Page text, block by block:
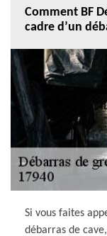
Comment BF
cadre d’un
Si vous faites
débarras de